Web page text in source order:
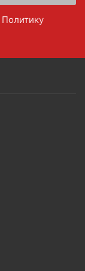
Политику